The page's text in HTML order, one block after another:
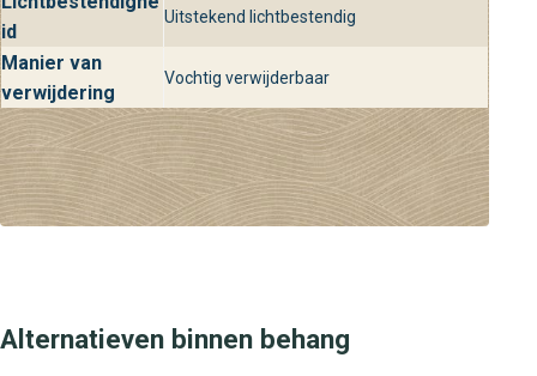
Bij Behangplaza vind je het Haväng behang uit de Essens
collectie in onze diverse winkels. Of je nu op zoek bent
naar inspiratie of direct aan de slag wilt met je
interieurproject, onze deskundige medewerkers staan
klaar om je te helpen. Kom langs en ontdek de
veelzijdigheid en schoonheid van ons uitgebreide
assortiment aan wandbekleding.
id
Uitstekend lichtbestendig
Manier van
verwijdering
Vochtig verwijderbaar
Alternatieven binnen behang